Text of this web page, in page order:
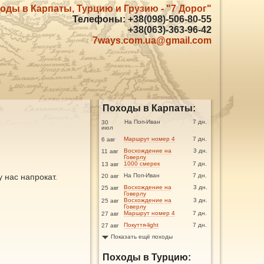
в Карпаты, Турцию и Грузию - "7 Дорог"
Телефоны: +38(098)-506-80-55
+38(063)-363-96-42
7ways.com.ua@gmail.com
нас напрокат.
Походы в Карпаты:
30
июл
На Поп-Иван 7 дн.
6 авг Маршрут номер 4
7 дн.
11 авг
Восхождение на
Говерлу
3 дн.
13 авг 1000 смерек
7 дн.
20 авг
На Поп-Иван
7 дн.
25 авг
Восхождение на
Говерлу
3 дн.
25 авг
Восхождение на
Говерлу
3 дн.
27 авг Маршрут номер 4
7 дн.
27 авг
Покуття-light
7 дн.
Показать ещё походы
Походы в Турцию: